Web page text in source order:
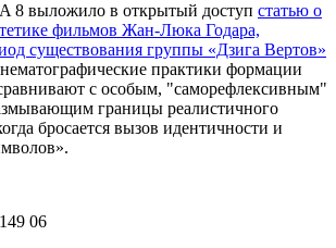
8 выложило в открытый доступ статью о
фильмов Жан-Люка Годара,
существования группы «Дзига Вертов»
практики формации
с особым, "саморефлексивным"
границы реалистичного
бросается вызов идентичности и